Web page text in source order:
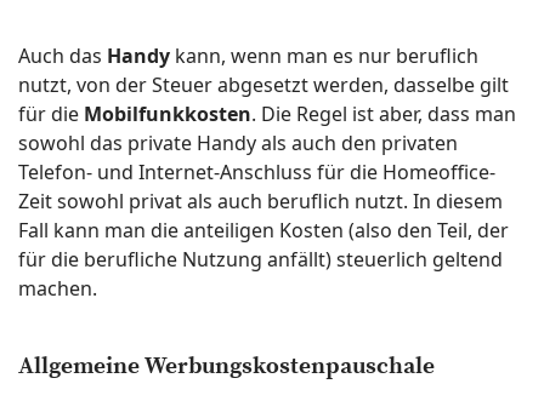
Auch das Handy kann, wenn man es nur beruflich
nutzt, von der Steuer abgesetzt werden, dasselbe gilt
für die Mobilfunkkosten. Die Regel ist aber, dass man
sowohl das private Handy als auch den privaten
Telefon- und Internet-Anschluss für die Homeoffice-
Zeit sowohl privat als auch beruflich nutzt. In diesem
Fall kann man die anteiligen Kosten (also den Teil, der
für die berufliche Nutzung anfällt) steuerlich geltend
machen.
Allgemeine Werbungskostenpauschale